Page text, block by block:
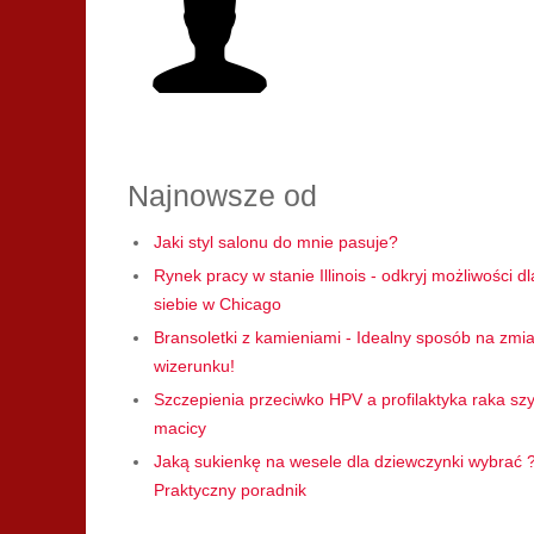
Najnowsze od
Jaki styl salonu do mnie pasuje?
Rynek pracy w stanie Illinois - odkryj możliwości
siebie w Chicago
Bransoletki z kamieniami - Idealny sposób na
wizerunku!
Szczepienia przeciwko HPV a profilaktyka raka
macicy
Jaką sukienkę na wesele dla dziewczynki wybrać
Praktyczny poradnik